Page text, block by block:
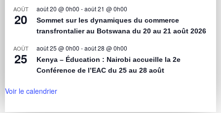
AOÛT
20
août 20 @ 0h00 -août 21 @ 0h00
Sommet sur les dynamiques du commerce
transfrontalier au Botswana du 20 au 21 août 2026
AOÛT
25
août 25 @ 0h00 -août 28 @ 0h00
Kenya – Éducation : Nairobi accueille la 2e
Conférence de l’EAC du 25 au 28 août
Voir le calendrier